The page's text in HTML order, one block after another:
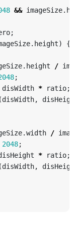
&& imageSize.
;
. height)
{
. height /
;
disWidth * ratio;
(disWidth, disHeight
.width /
2048;
* ratio;
(disWidth, disHeight